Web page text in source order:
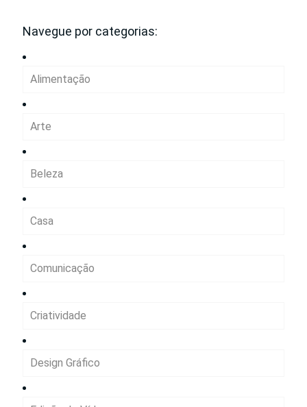
Navegue por categorias:
Alimentação
Arte
Beleza
Casa
Comunicação
Criatividade
Design Gráfico